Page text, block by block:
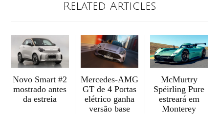
Related Articles
Novo Smart #2
mostrado antes
da estreia
Mercedes-AMG
GT de 4 Portas
elétrico ganha
versão base
McMurtry
Spéirling Pure
estreará em
Monterey